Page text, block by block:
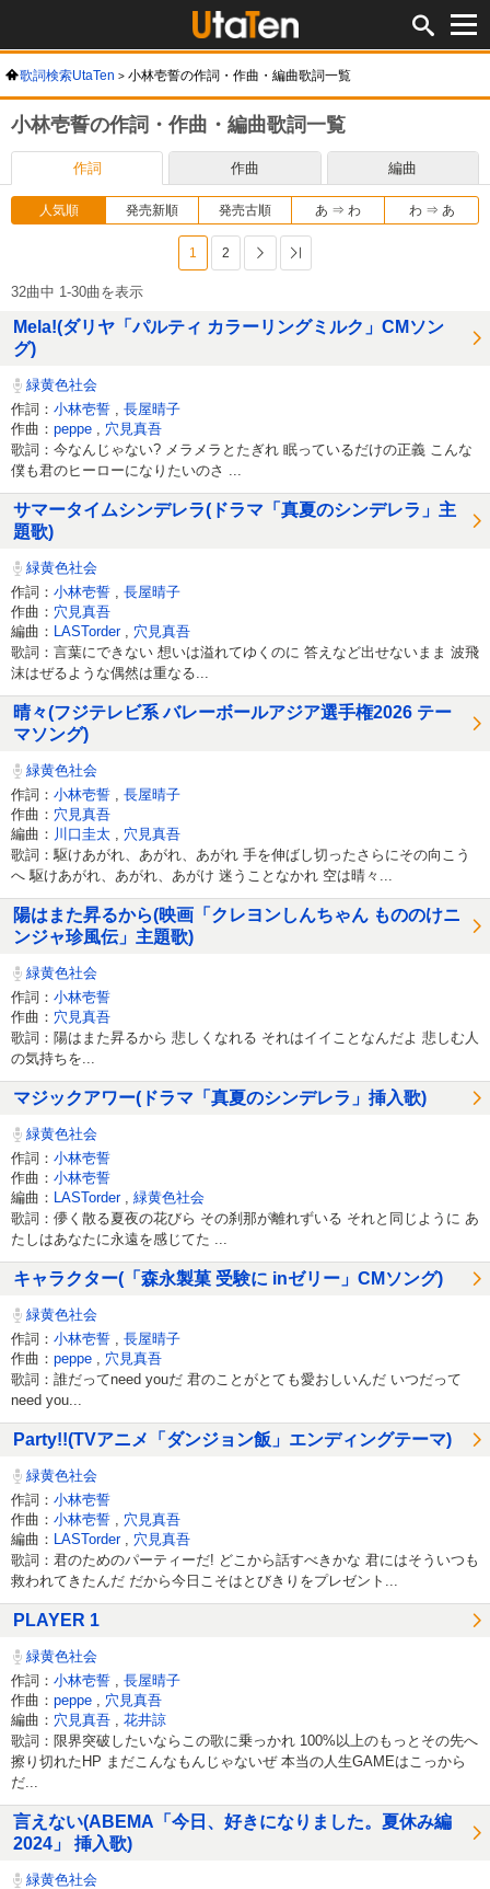
歌詞検索UtaTen 小林壱誓の作詞・作曲・編曲歌詞一覧
小林壱誓の作詞・作曲・編曲歌詞一覧
作詞 作曲 編曲
人気順 発売新順 発売古順 あ ⇒ わ わ ⇒ あ
1 2 次へ
32曲中 1-30曲を表示
Mela!(ダリヤ「パルティ カラーリングミルク」CMソン
グ)
緑黄色社会
作詞： 小林壱誓
長屋晴子
作曲： peppe 穴見真吾
歌詞：今なんじゃない? メラメラとたぎれ 眠っているだけの正義 こんな
僕も君のヒーローになりたいのさ ...
サマータイムシンデレラ(ドラマ「真夏のシンデレラ」主
題歌)
緑黄色社会
作詞： 小林壱誓
長屋晴子
作曲： 穴見真吾
編曲：
LASTorder 穴見真吾
歌詞：言葉にできない 想いは溢れてゆくのに 答えなど出せないまま 波飛
沫はぜるような偶然は重なる...
晴々(フジテレビ系 バレーボールアジア選手権2026 テー
マソング)
緑黄色社会
作詞： 小林壱誓
長屋晴子
作曲： 穴見真吾
編曲： 川口圭太 穴見真吾
歌詞：駆けあがれ、あがれ、あがれ 手を伸ばし切ったさらにその向こう
へ 駆けあがれ、あがれ、あがけ 迷うことなかれ 空は晴々...
陽はまた昇るから(映画「クレヨンしんちゃん もののけニ
ンジャ珍風伝」主題歌)
緑黄色社会
作詞： 小林壱誓
作曲： 穴見真吾
歌詞：陽はまた昇るから 悲しくなれる それはイイことなんだよ 悲しむ人
の気持ちを...
マジックアワー(ドラマ「真夏のシンデレラ」挿入歌)
緑黄色社会
作詞： 小林壱誓
作曲： 小林壱誓
編曲：
LASTorder 緑黄色社会
歌詞：儚く散る夏夜の花びら その刹那が離れずいる それと同じように あ
たしはあなたに永遠を感じてた ...
キャラクター(「森永製菓 受験に inゼリー」CMソング)
緑黄色社会
作詞： 小林壱誓
長屋晴子
作曲： peppe 穴見真吾
歌詞：誰だってneed youだ 君のことがとても愛おしいんだ いつだって
need you...
Party!!(TVアニメ「ダンジョン飯」エンディングテーマ)
緑黄色社会
作詞： 小林壱誓
作曲： 小林壱誓
穴見真吾
編曲：
LASTorder 穴見真吾
歌詞：君のためのパーティーだ! どこから話すべきかな 君にはそういつも
救われてきたんだ だから今日こそはとびきりをプレゼント...
PLAYER 1
緑黄色社会
作詞： 小林壱誓
長屋晴子
作曲： peppe
穴見真吾
編曲： 穴見真吾 花井諒
歌詞：限界突破したいならこの歌に乗っかれ 100%以上のもっとその先へ
擦り切れたHP まだこんなもんじゃないぜ 本当の人生GAMEはこっから
だ...
言えない(ABEMA「今日、好きになりました。夏休み編
2024」 挿入歌)
緑黄色社会